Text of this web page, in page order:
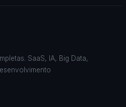
SaaS, IA, Big Data,